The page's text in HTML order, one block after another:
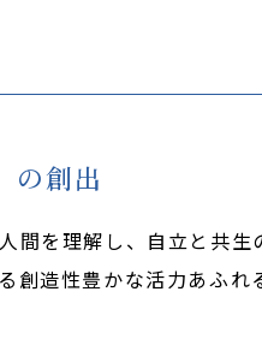
創出
間を理解し、自立と共生
創造性豊かな活力あふれ